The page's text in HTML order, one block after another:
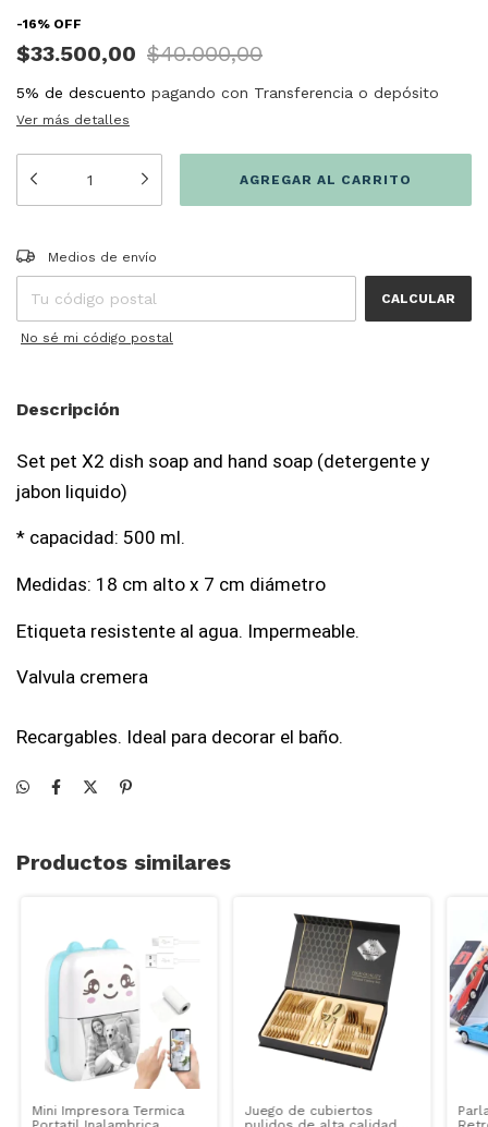
-16% OFF
$33.500,00 $40.000,00
5% de descuento pagando con Transferencia o depósito
Ver más detalles
Entregas para el CP:
Medios de envío
CALCULAR
No sé mi código postal
Descripción
Set pet X2 dish soap and hand soap (detergente y
jabon liquido)
* capacidad: 500 ml.
Medidas: 18 cm alto x 7 cm diámetro
Etiqueta resistente al agua. Impermeable.
Valvula cremera
Recargables. Ideal para decorar el baño.
Productos similares
Mini Impresora Termica
Juego de cubiertos